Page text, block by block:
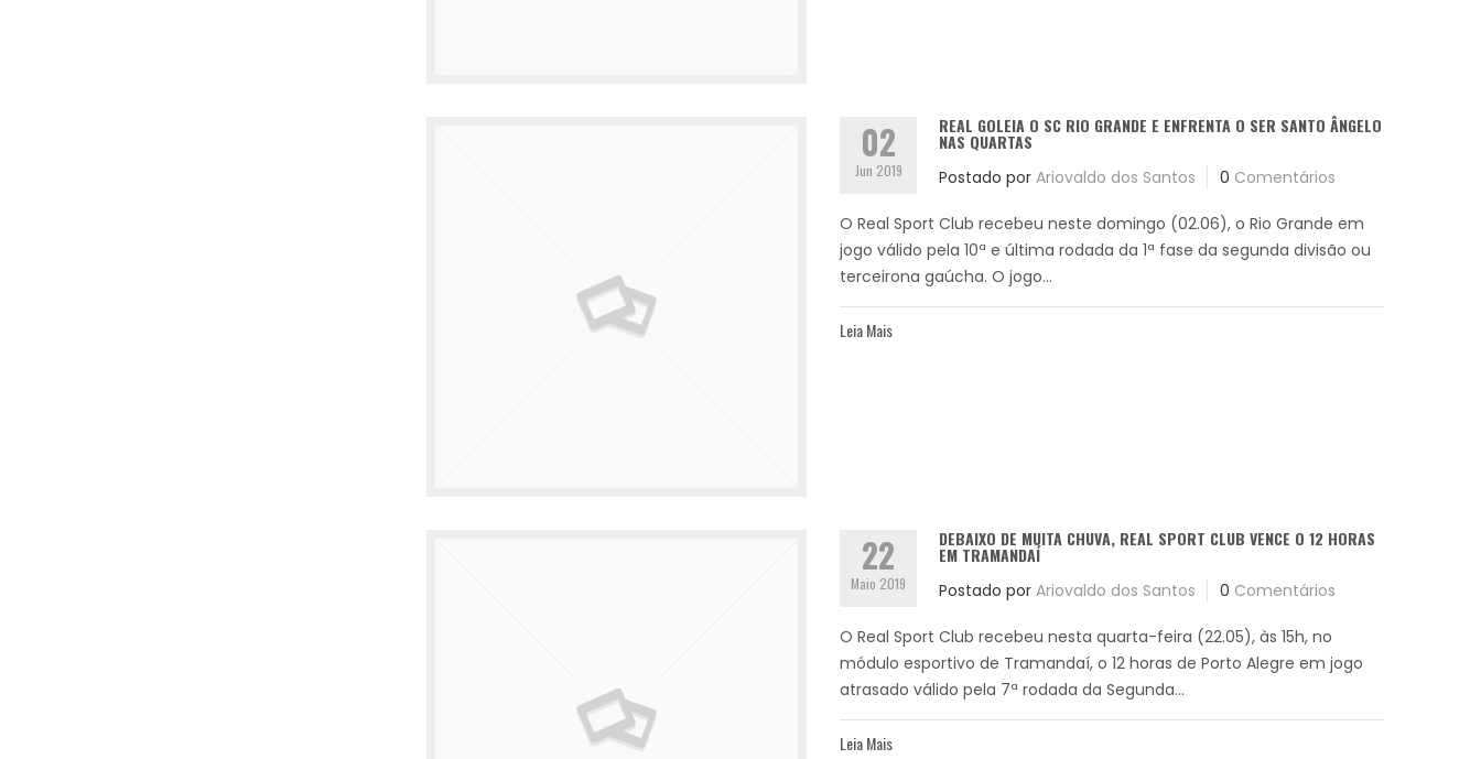
02
Jun 2019
REAL GOLEIA O SC RIO GRANDE E ENFRENTA O SER SANTO ÂNGELO
NAS QUARTAS
Postado por Ariovaldo dos Santos 0 Comentários
O Real Sport Club recebeu neste domingo (02.06), o Rio Grande em
jogo válido pela 10ª e última rodada da 1ª fase da segunda divisão ou
terceirona gaúcha. O jogo...
Leia Mais
22
Maio 2019
DEBAIXO DE MUITA CHUVA, REAL SPORT CLUB VENCE O 12 HORAS
EM TRAMANDAÍ
Postado por Ariovaldo dos Santos 0 Comentários
O Real Sport Club recebeu nesta quarta-feira (22.05), às 15h, no
módulo esportivo de Tramandaí, o 12 horas de Porto Alegre em jogo
atrasado válido pela 7ª rodada da Segunda...
Leia Mais